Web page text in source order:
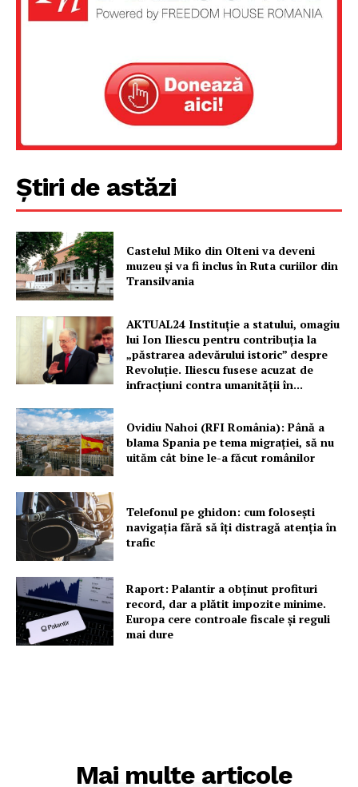
PRESShub
Proiecte editoriale
Știri de astăzi
Castelul Miko din Olteni va deveni
muzeu şi va fi inclus în Ruta curiilor din
Transilvania
AKTUAL24 Instituție a statului, omagiu
lui Ion Iliescu pentru contribuția la
„păstrarea adevărului istoric” despre
Revoluție. Iliescu fusese acuzat de
infracțiuni contra umanității în...
Ovidiu Nahoi (RFI România): Până a
blama Spania pe tema migrației, să nu
uităm cât bine le-a făcut românilor
Telefonul pe ghidon: cum folosești
navigația fără să îți distragă atenția în
trafic
Raport: Palantir a obținut profituri
record, dar a plătit impozite minime.
Europa cere controale fiscale și reguli
mai dure
Mai multe articole